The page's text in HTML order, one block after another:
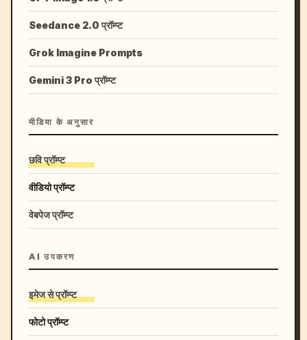
Seedance 2.0 प्रॉम्प्ट
Grok Imagine Prompts
Gemini 3 Pro प्रॉम्प्ट
मीडिया के अनुसार
छवि प्रॉम्प्ट
वीडियो प्रॉम्प्ट
वेबपेज प्रॉम्प्ट
AI उपकरण
इमेज से प्रॉम्प्ट
फोटो प्रॉम्प्ट